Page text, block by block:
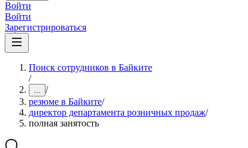
Войти
Войти
Зарегистрироваться
Поиск сотрудников в Байките
/
... /
резюме в Байките/
директор департамента розничных продаж/
полная занятость